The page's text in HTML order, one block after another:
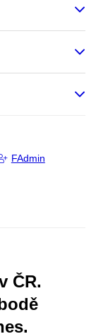
FAdmin
ČR.